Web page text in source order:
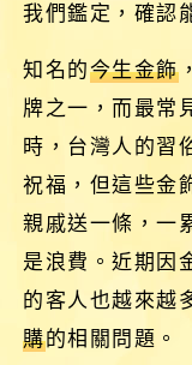
我們鑑定，確認
知名的今生金飾
牌之一，而最常
時，台灣人的習
祝福，但這些金
親戚送一條，一
是浪費。近期因
的客人也越來越
購的相關問題。